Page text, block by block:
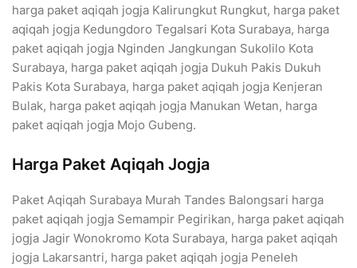
harga paket aqiqah jogja Kalirungkut Rungkut, harga paket
aqiqah jogja Kedungdoro Tegalsari Kota Surabaya, harga
paket aqiqah jogja Nginden Jangkungan Sukolilo Kota
Surabaya, harga paket aqiqah jogja Dukuh Pakis Dukuh
Pakis Kota Surabaya, harga paket aqiqah jogja Kenjeran
Bulak, harga paket aqiqah jogja Manukan Wetan, harga
paket aqiqah jogja Mojo Gubeng.
Harga Paket Aqiqah Jogja
Paket Aqiqah Surabaya Murah Tandes Balongsari harga
paket aqiqah jogja Semampir Pegirikan, harga paket aqiqah
jogja Jagir Wonokromo Kota Surabaya, harga paket aqiqah
jogja Lakarsantri, harga paket aqiqah jogja Peneleh